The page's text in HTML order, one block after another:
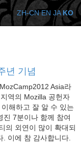
년 기념
Asia라
역의 Mozilla 공헌자
해하고 잘 알 수 있는
진 7분이나 함께 참여
의 외연이 많이 확대되
이에 참 감사합니다.
ZH-CN EN JA KO